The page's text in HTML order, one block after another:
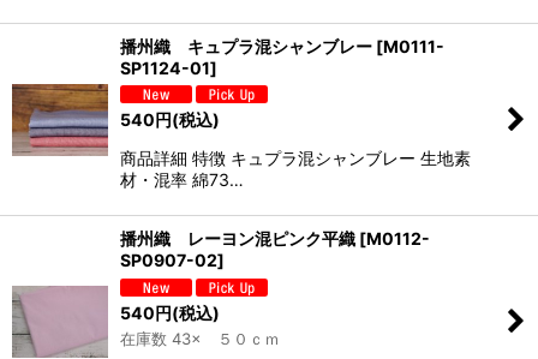
播州織 キュプラ混シャンブレー [M0111-
SP1124-01]
540円(税込)
商品詳細 特徴 キュプラ混シャンブレー 生地素
材・混率 綿73…
播州織 レーヨン混ピンク平織 [M0112-
SP0907-02]
540円(税込)
在庫数 43× ５０ｃｍ